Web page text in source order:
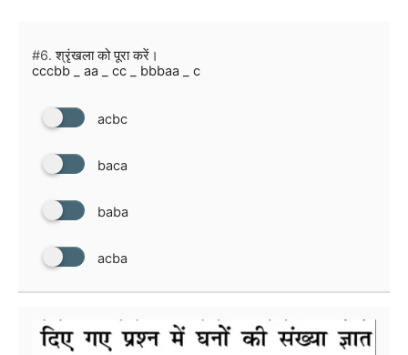
#6. श्रृंखला को पूरा करें।
cccbb _ aa _ cc _ bbbaa _ c
acbc
baca
baba
acba